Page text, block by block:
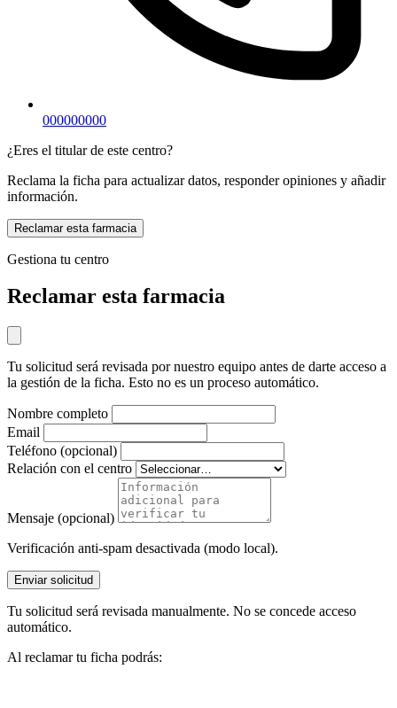
000000000
¿Eres el titular de este centro?
Reclama la ficha para actualizar datos, responder opiniones y añadir
información.
Reclamar esta farmacia
Gestiona tu centro
Reclamar esta farmacia
Tu solicitud será revisada por nuestro equipo antes de darte acceso a
la gestión de la ficha. Esto no es un proceso automático.
Nombre completo
Email
Teléfono (opcional)
Relación con el centro
Mensaje (opcional)
Verificación anti-spam desactivada (modo local).
Enviar solicitud
Tu solicitud será revisada manualmente. No se concede acceso
automático.
Al reclamar tu ficha podrás: